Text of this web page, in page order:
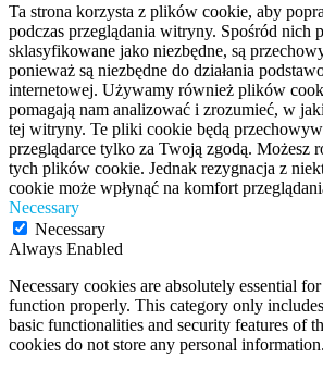
Ta strona korzysta z plików cookie, aby
podczas przeglądania witryny. Spośród nich
sklasyfikowane jako niezbędne, są
ponieważ są niezbędne do działania
internetowej. Używamy również plików
pomagają nam analizować i zrozumieć, w
tej witryny. Te pliki cookie będą
przeglądarce tylko za Twoją zgodą. Możesz
tych plików cookie. Jednak rezygnacja z
cookie może wpłynąć na komfort
Necessary
Necessary
Always Enabled
Necessary cookies are absolutely essential
function properly. This category only
basic functionalities and security features of
cookies do not store any personal information.